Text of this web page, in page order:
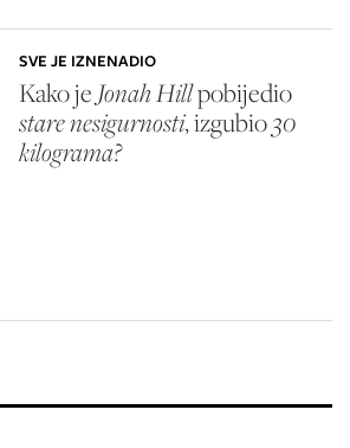
SVE JE IZNENADIO
Kako je Jonah Hillpobijedio
stare nesigurnosti, izgubio30
kilograma?